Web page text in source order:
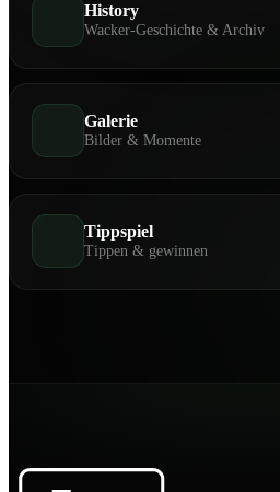
History
Wacker-Geschichte & Archiv
Galerie
Bilder & Momente
Tippspiel
Tippen & gewinnen